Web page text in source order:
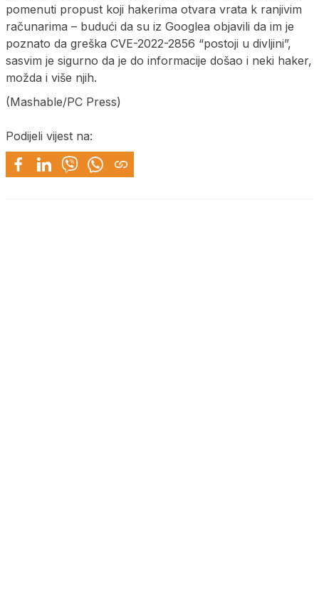
pomenuti propust koji hakerima otvara vrata k ranjivim
računarima – budući da su iz Googlea objavili da im je
poznato da greška CVE-2022-2856 “postoji u divljini”,
sasvim je sigurno da je do informacije došao i neki haker,
možda i više njih.
(Mashable/PC Press)
Podijeli vijest na: